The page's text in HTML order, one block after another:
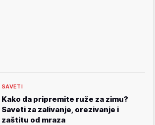
SAVETI
Kako da pripremite ruže za zimu?
Saveti za zalivanje, orezivanje i
zaštitu od mraza